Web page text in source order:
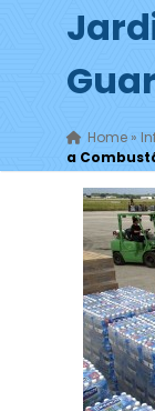
Home»
a